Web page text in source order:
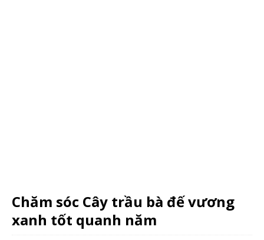
Chăm sóc Cây trầu bà đế vương
xanh tốt quanh năm